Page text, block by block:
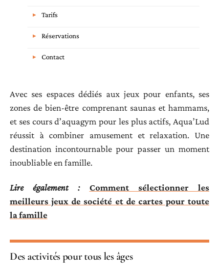
Tarifs
Réservations
Contact
Avec ses espaces dédiés aux jeux pour enfants, ses
zones de bien-être comprenant saunas et hammams,
et ses cours d’aquagym pour les plus actifs, Aqua’Lud
réussit à combiner amusement et relaxation. Une
destination incontournable pour passer un moment
inoubliable en famille.
Lire également :
Comment sélectionner les
meilleurs jeux de société et de cartes pour toute
la famille
Des activités pour tous les âges